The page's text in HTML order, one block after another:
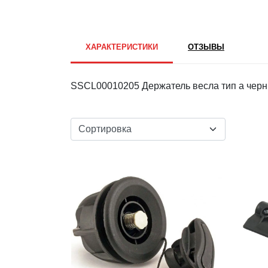
ХАРАКТЕРИСТИКИ ОТЗЫВЫ
SSCL00010205 Держатель весла тип а